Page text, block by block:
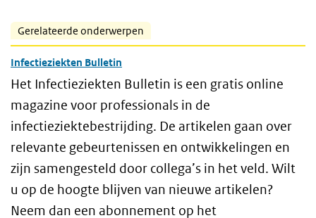
Gerelateerde onderwerpen
Infectieziekten Bulletin
Het Infectieziekten Bulletin is een gratis online
magazine voor professionals in de
infectieziektebestrijding. De artikelen gaan over
relevante gebeurtenissen en ontwikkelingen en
zijn samengesteld door collega’s in het veld. Wilt
u op de hoogte blijven van nieuwe artikelen?
Neem dan een abonnement op het